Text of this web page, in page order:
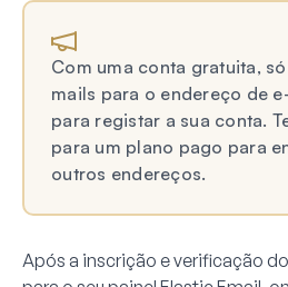
Com uma conta gratuita,
mails para o endereço de
para registar a sua conta.
para um plano pago para
outros endereços.
Após a inscrição e verificação